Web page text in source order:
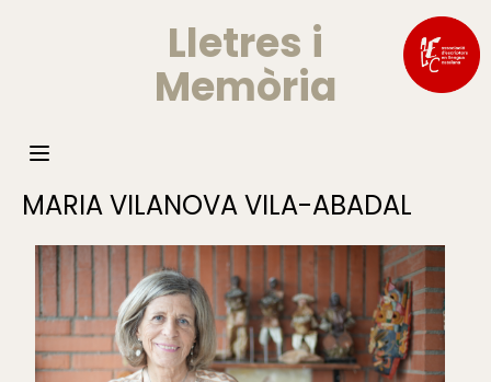
Lletres i
Memòria
MARIA VILANOVA VILA-ABADAL